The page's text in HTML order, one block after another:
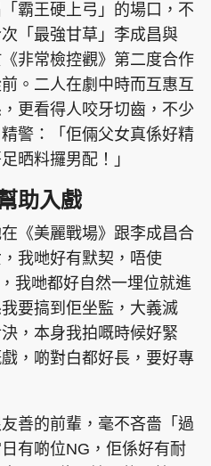
霸王硬上弓」的場口，不
「最強甘草」李成昌與
非常檢控觀》第二度合作
。二人在劇中時而互惠互
更看得人咬牙切齒，不少
警：「佢倆父女真係好精
晒料攞男配！」
助入戲
《美麗戰場》跟李成昌合
我哋好有默契，唔使
我哋都好自然一埋位就進
要搞到佢坐監，大義滅
，本身我拍嘅時候好緊
，啲對白都好長，要好專
善的前輩，毫不吝嗇「過
有啲位NG，佢係好有耐